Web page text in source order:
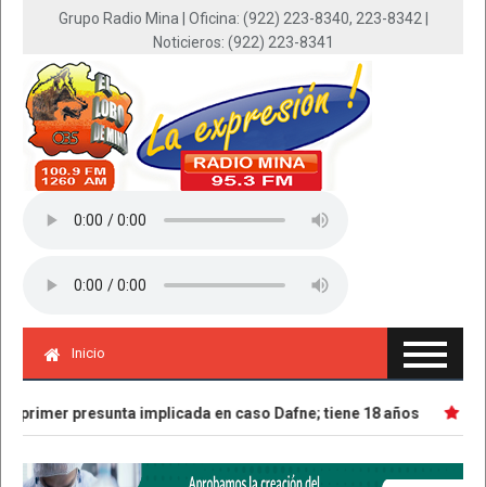
Grupo Radio Mina | Oficina: (922) 223-8340, 223-8342 |
Noticieros: (922) 223-8341
Inicio
presunta implicada en caso Dafne; tiene 18 años Parte